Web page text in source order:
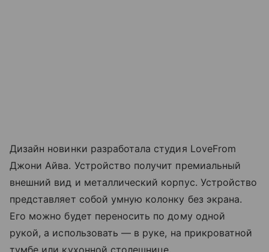
Дизайн новинки разработала студия LoveFrom
Джони Айва. Устройство получит премиальный
внешний вид и металлический корпус. Устройство
представляет собой умную колонку без экрана.
Его можно будет переносить по дому одной
рукой, а использовать — в руке, на прикроватной
тумбе или кухонной столешнице.